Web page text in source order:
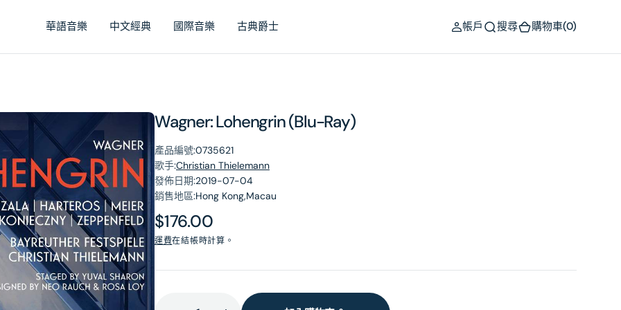
華語音樂 中文經典 國際音樂 古典爵士 帳戶 搜尋 購物車(0)
Wagner: Lohengrin (Blu-Ray)
產品編號:0735621
歌手:Christian Thielemann
發佈日期:2019-07-04
銷售地區:Hong Kong,Macau
原
價
$176.00
運費在結帳時計算。